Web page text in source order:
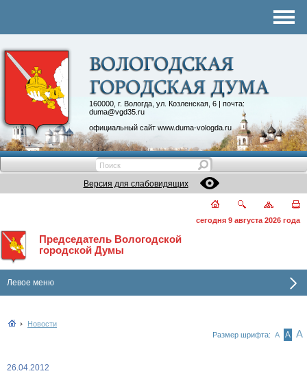
160000, г. Вологда, ул. Козленская, 6 | почта:
duma@vgd35.ru
официальный сайт www.duma-vologda.ru
Контакты
Депутатские объединения
Версия для слабовидящих
сегодня 9 августа 2026 года
Председатель Вологодской
городской Думы
Левое меню
Новости
Размер шрифта: А А А
26.04.2012